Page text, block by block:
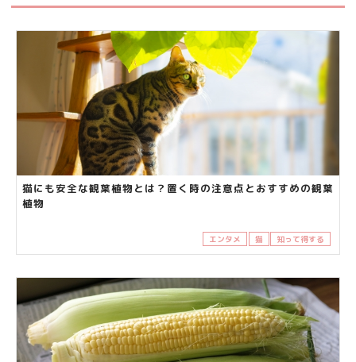
猫にも安全な観葉植物とは？置く時の注意点とおすすめの観葉
植物
エンタメ 猫 知って得する